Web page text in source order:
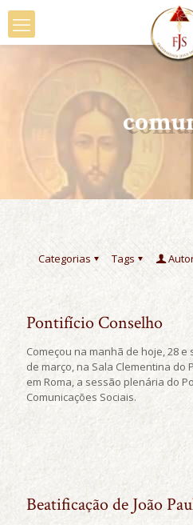
Categorias Tags
Pontifício Conselho
Começou na manhã de hoje, 28
de março, na Sala Clementina do
em Roma, a sessão plenária do
Comunicações Sociais.
Beatificação de João